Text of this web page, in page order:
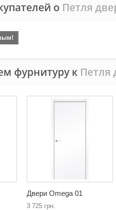
о Петля
фурнитуру к Петля
Двери Omega 01
3 725 грн.